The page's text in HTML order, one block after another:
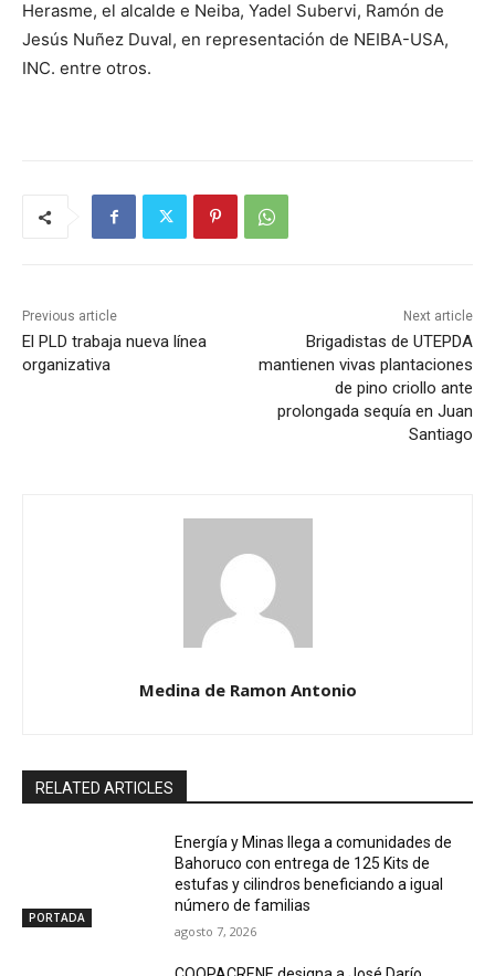
Herasme, el alcalde e Neiba, Yadel Subervi, Ramón de
Jesús Nuñez Duval, en representación de NEIBA-USA,
INC. entre otros.
Previous article
El PLD trabaja nueva línea
organizativa
Next article
Brigadistas de UTEPDA
mantienen vivas plantaciones
de pino criollo ante
prolongada sequía en Juan
Santiago
Medina de Ramon Antonio
RELATED ARTICLES
PORTADA
Energía y Minas llega a comunidades de
Bahoruco con entrega de 125 Kits de
estufas y cilindros beneficiando a igual
número de familias
agosto 7, 2026